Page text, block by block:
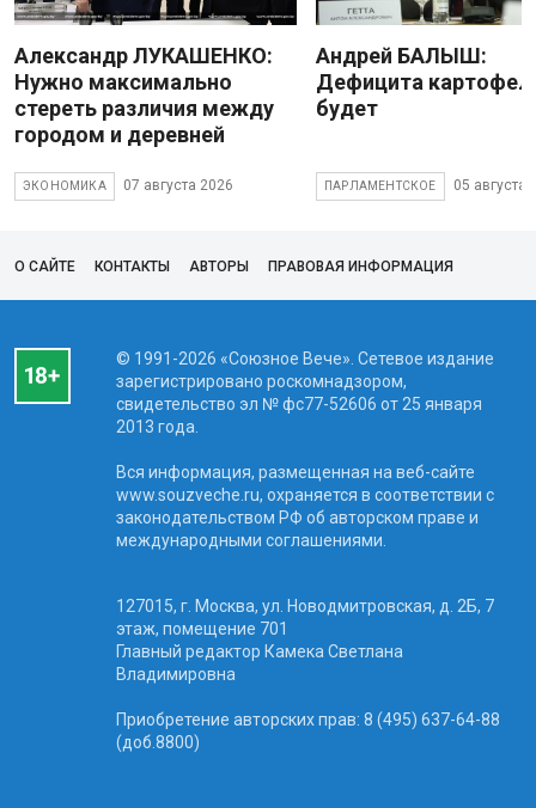
Александр ЛУКАШЕНКО:
Нужно максимально
стереть различия между
городом и деревней
ЭКОНОМИКА 07 августа 2026
Андрей БАЛЫШ:
Дефицита
будет
ПАРЛАМЕНТСКОЕ 05 августа
О САЙТЕ КОНТАКТЫ АВТОРЫ ПРАВОВАЯ ИНФОРМАЦИЯ
© 1991-2026 «Союзное Вече». Сетевое издание
зарегистрировано роскомнадзором,
свидетельство эл № фc77-52606 от 25 января
2013 года.
Вся информация, размещенная на веб-сайте
www.souzveche.ru, охраняется в соответствии с
законодательством РФ об авторском праве и
международными соглашениями.
127015, г. Москва, ул. Новодмитровская, д. 2Б, 7
этаж, помещение 701
Главный редактор Камека Светлана
Владимировна
Приобретение авторских прав: 8 (495) 637-64-88
(доб.8800)